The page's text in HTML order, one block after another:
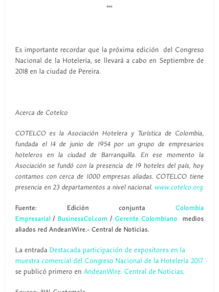
***
Es importante recordar que la próxima edición del Congreso
Nacional de la Hotelería, se llevará a cabo en Septiembre de
2018 en la ciudad de Pereira.
Acerca de Cotelco
COTELCO es la Asociación Hotelera y Turística de Colombia,
fundada el 14 de junio de 1954 por un grupo de empresarios
hoteleros en la ciudad de Barranquilla. En ese momento la
Asociación se fundó con la presencia de 19 hoteles del país, hoy
contamos con cerca de 1000 empresas aliadas. COTELCO tiene
presencia en 23 departamentos a nivel nacional. www.cotelco.org
Fuente: Edición conjunta Colombia
Empresarial / BusinessCol.com / Gerente Colombiano medios
aliados red AndeanWire.- Central de Noticias.
La entrada Destacada participación de expositores en la
muestra comercial del Congreso Nacional de la Hotelería 2017
se publicó primero enAndeanWire. Central de Noticias.